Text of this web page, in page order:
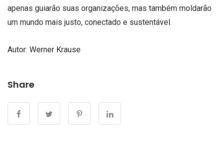
apenas guiarão suas organizações, mas também moldarão
um mundo mais justo, conectado e sustentável.
Autor: Werner Krause
Share